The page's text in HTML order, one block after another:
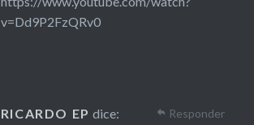
v=Dd9P2FzQRv0
RICARDO EP dice: Responder